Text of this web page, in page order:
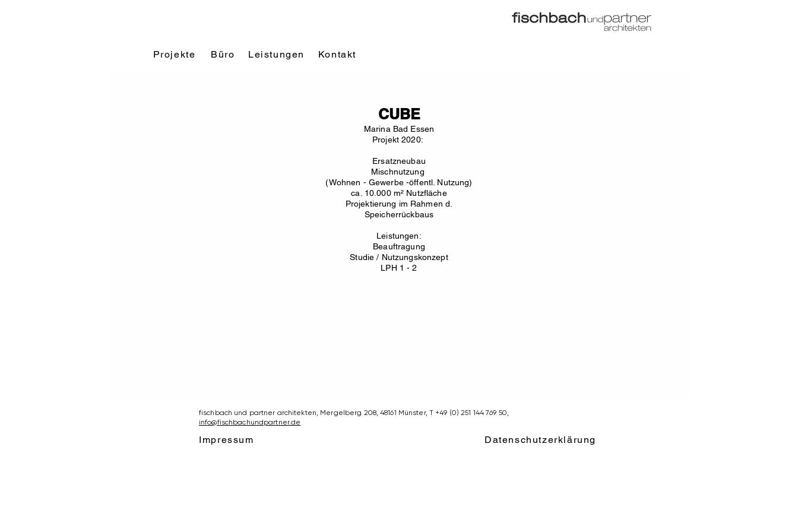
Projekte Büro Leistungen Kontakt
CUBE
Marina Bad Essen
Projekt 2020:
Ersatzneubau
Mischnutzung
(Wohnen - Gewerbe -öffentl. Nutzung)
ca. 10.000 m² Nutzfläche
Projektierung im Rahmen d.
Speicherrückbaus
Leistungen:
Beauftragung
Studie / Nutzungskonzept
LPH 1 - 2
fischbach und partner architekten, Mergelberg 208, 48161 Münster, T +49 (0) 251 144 769 50,
info@fischbachundpartner.de
Impressum Datenschutzerklärung